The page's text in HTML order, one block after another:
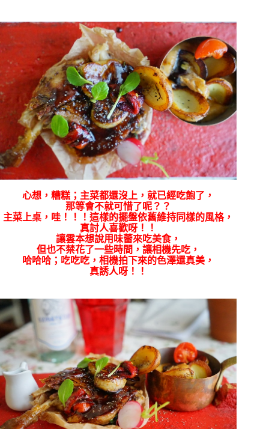
心想，糟糕；主菜都還沒上，就已經吃飽了，
那等會不就可惜了呢？？
主菜上桌，哇！！！這樣的擺盤依舊維持同樣的風格，
真討人喜歡呀！！
讓雲本想說用味蕾來吃美食，
但也不禁花了一些時間，讓相機先吃，
哈哈哈；吃吃吃，相機拍下來的色澤還真美，
真誘人呀！！